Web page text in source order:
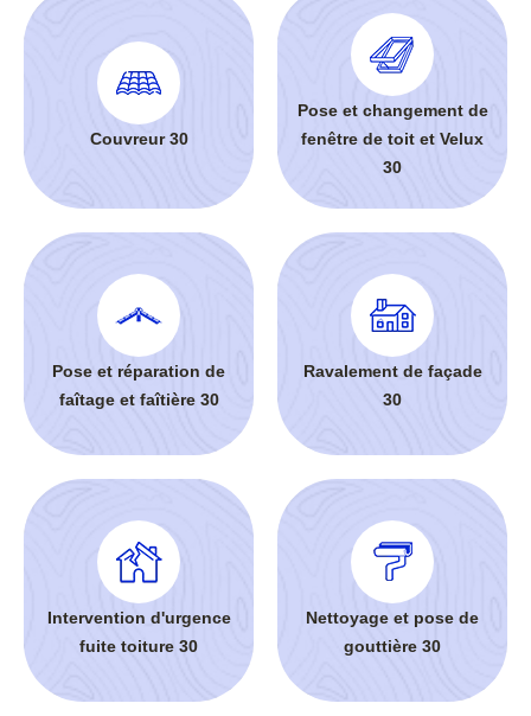
Couvreur 30
Pose et changement de
fenêtre de toit et Velux
30
Pose et réparation de
faîtage et faîtière 30
Ravalement de façade
30
Intervention d'urgence
fuite toiture 30
Nettoyage et pose de
gouttière 30